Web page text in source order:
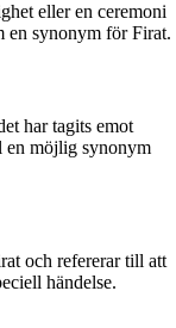
eller en ceremoni
en synonym för Firat.
har tagits emot
en möjlig synonym
och refererar till att
händelse.